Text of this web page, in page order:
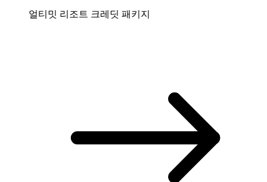
얼티밋 리조트 크레딧 패키지